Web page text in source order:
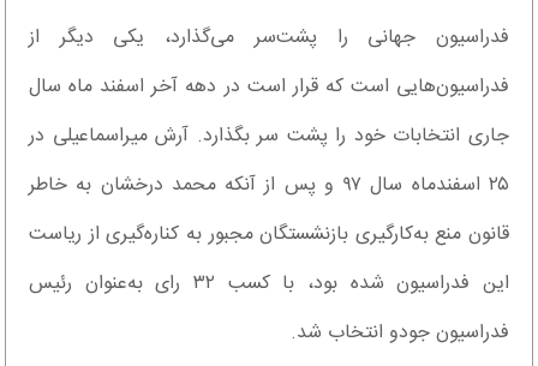
فدراسیون جهانی را پشت‌سر می‌گذارد، یکی دیگر از
فدراسیون‌هایی است که قرار است در دهه آخر اسفند ماه سال
جاری انتخابات خود را پشت سر بگذارد. آرش میراسماعیلی در
۲۵ اسفندماه سال ۹۷ و پس از آنکه محمد درخشان به خاطر
قانون منع به‌کارگیری بازنشستگان مجبور به کناره‌گیری از ریاست
این فدراسیون شده بود، با کسب ۳۲ رای به‌عنوان رئیس
فدراسیون جودو انتخاب شد.